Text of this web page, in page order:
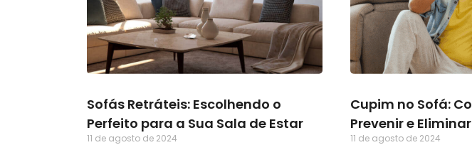
Sofás Retráteis: Escolhendo o
Perfeito para a Sua Sala de Estar
11 de agosto de 2024
Cupim no Sofá:
Prevenir e Eliminar
11 de agosto de 2024